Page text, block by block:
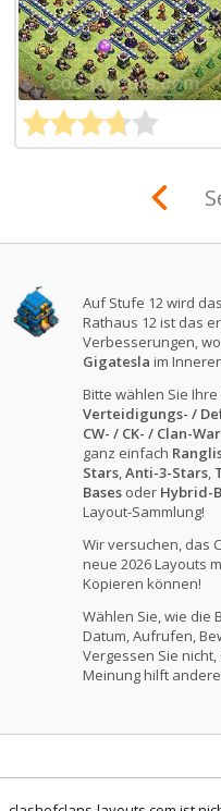
Auf Stufe 12 wird
Rathaus 12 ist das
Verbesserungen,
Gigatesla im
Bitte wählen Sie Ihre
Verteidigungs- /
CW- / CK- / Clan-War
ganz einfach
Stars,Anti-3-Stars,
Bases oder Hybrid-
Layout-Sammlung!
Wir versuchen, das
neue 2026 Layouts
Kopieren können!
Wählen Sie, wie die
Datum, Aufrufen,
Vergessen Sie
Meinung hilft